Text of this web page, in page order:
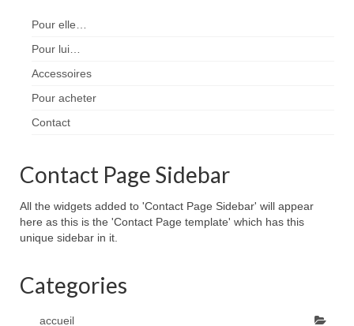
Pour elle…
Pour lui…
Accessoires
Pour acheter
Contact
Contact Page Sidebar
All the widgets added to 'Contact Page Sidebar' will appear
here as this is the 'Contact Page template' which has this
unique sidebar in it.
Categories
accueil